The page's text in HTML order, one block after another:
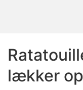
lækker